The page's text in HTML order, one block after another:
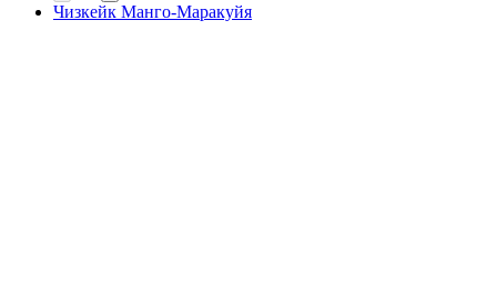
Чизкейк Манго-Маракуйя